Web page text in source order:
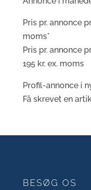
Pris pr. annonce
moms*
Pris pr. annonce
195 kr. ex. moms
Profil-annonce i
Få skrevet en
BESØG OS